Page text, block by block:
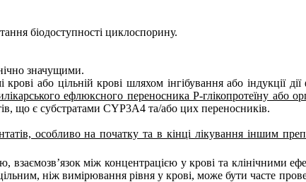
біодоступності циклоспорину.
значущими.
або цільній крові шляхом інгібування або індукції
ефлюксного переносника Р-глікопротеїну або
що є субстратами CYP3A4 та/або цих переносників.
особливо на початку та в кінці лікування іншим
взаємозв’язок між концентрацією у крові та
ніж вимірювання рівня у крові, може бути часте